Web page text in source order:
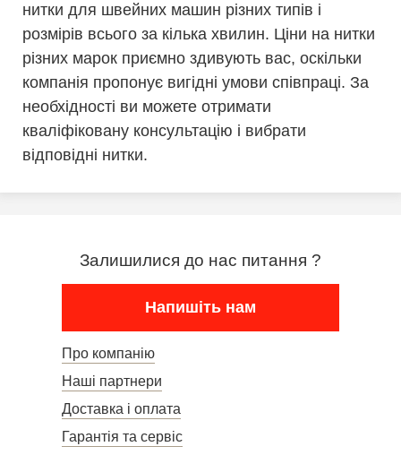
нитки для швейних машин різних типів і
розмірів всього за кілька хвилин. Ціни на нитки
різних марок приємно здивують вас, оскільки
компанія пропонує вигідні умови співпраці. За
необхідності ви можете отримати
кваліфіковану консультацію і вибрати
відповідні нитки.
Залишилися до нас питання ?
Напишіть нам
Про компанію
Наші партнери
Доставка і оплата
Гарантія та сервіс